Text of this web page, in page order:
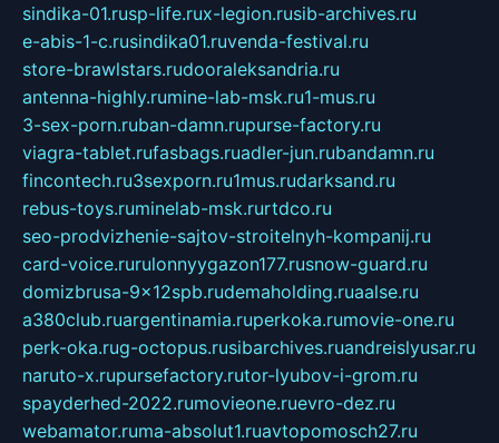
sindika-01.rusp-life.rux-legion.rusib-archives.ru
e-abis-1-c.rusindika01.ruvenda-festival.ru
store-brawlstars.rudooraleksandria.ru
antenna-highly.rumine-lab-msk.ru1-mus.ru
3-sex-porn.ruban-damn.rupurse-factory.ru
viagra-tablet.rufasbags.ruadler-jun.rubandamn.ru
fincontech.ru3sexporn.ru1mus.rudarksand.ru
rebus-toys.ruminelab-msk.rurtdco.ru
seo-prodvizhenie-sajtov-stroitelnyh-kompanij.ru
card-voice.rurulonnyygazon177.rusnow-guard.ru
domizbrusa-9x12spb.rudemaholding.ruaalse.ru
a380club.ruargentinamia.ruperkoka.rumovie-one.ru
perk-oka.rug-octopus.rusibarchives.ruandreislyusar.ru
naruto-x.rupursefactory.rutor-lyubov-i-grom.ru
spayderhed-2022.rumovieone.ruevro-dez.ru
webamator.ruma-absolut1.ruavtopomosch27.ru